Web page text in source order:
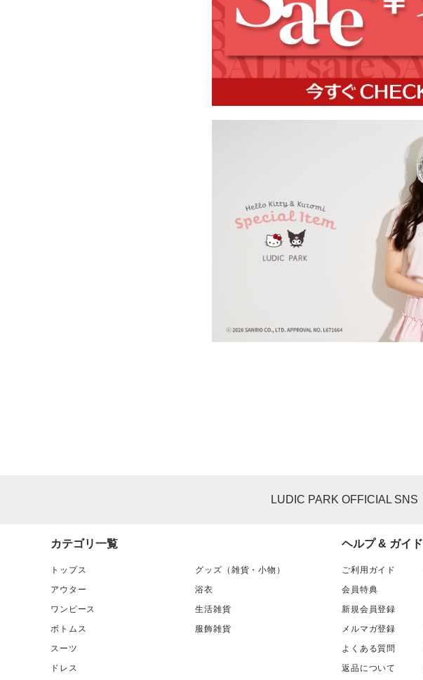
LUDIC PARK OFFICIAL SNS
カテゴリ一覧
トップス
アウター
ワンピース
ボトムス
スーツ
ドレス
グッズ（雑貨・小物）
浴衣
生活雑貨
服飾雑貨
ヘルプ & ガイド
ご利用ガイド
会員特典
新規会員登録
メルマガ登録
よくある質問
返品について